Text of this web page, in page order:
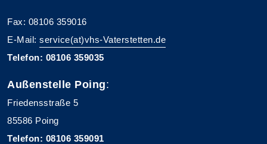
Fax: 08106 359016
E-Mail: service(at)vhs-Vaterstetten.de
Telefon: 08106 359035
Außenstelle Poing:
Friedensstraße 5
85586 Poing
Telefon: 08106 359091